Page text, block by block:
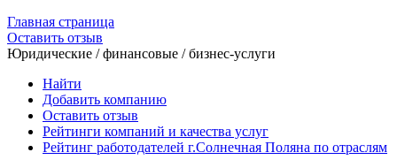
Главная страница
Оставить отзыв
Юридические / финансовые / бизнес-услуги
Найти
Добавить компанию
Оставить отзыв
Рейтинги компаний и качества услуг
Рейтинг работодателей г.Солнечная Поляна по отраслям